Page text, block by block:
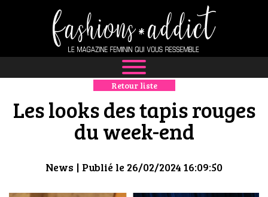
NEWS
MODE
Retour liste
Les looks des tapis rouges
du week-end
News | Publié le 26/02/2024 16:09:50